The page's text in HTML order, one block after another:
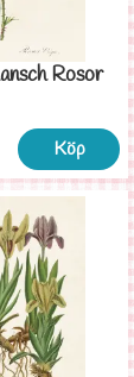
Rosor
Köp